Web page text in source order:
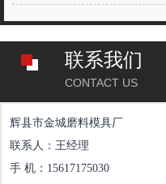
联系我们
CONTACT US
辉县市金城磨料模具厂
联系人：王经理
手 机：15617175030